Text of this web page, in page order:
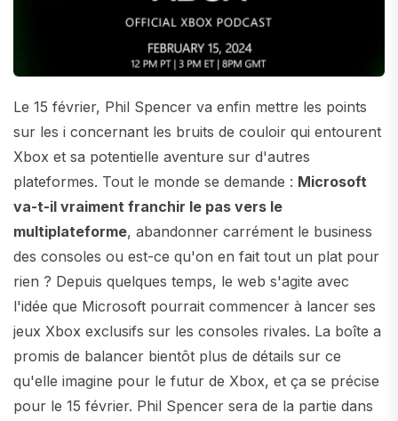
Le 15 février, Phil Spencer va enfin mettre les points
sur les i concernant les bruits de couloir qui entourent
Xbox et sa potentielle aventure sur d'autres
plateformes. Tout le monde se demande : Microsoft
va-t-il vraiment franchir le pas vers le
multiplateforme, abandonner carrément le business
des consoles ou est-ce qu'on en fait tout un plat pour
rien ? Depuis quelques temps, le web s'agite avec
l'idée que Microsoft pourrait commencer à lancer ses
jeux Xbox exclusifs sur les consoles rivales. La boîte a
promis de balancer bientôt plus de détails sur ce
qu'elle imagine pour le futur de Xbox, et ça se précise
pour le 15 février. Phil Spencer sera de la partie dans